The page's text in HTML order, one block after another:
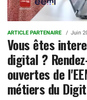
ARTICLE PARTENAIRE Juin
Vous êtes
digital ?
ouvertes de
métiers du